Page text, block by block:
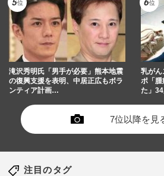
滝沢秀明氏「男手が必要」熊本地震
の復興支援を表明、中居正広もボラ
ンティア計画…
乳がん
ポ「腫
た」
7位以降を見
注目のタグ